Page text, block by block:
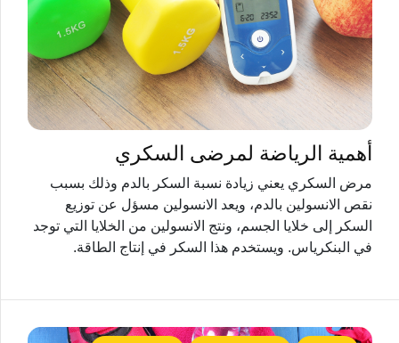
أهمية الرياضة لمرضى السكري
مرض السكري يعني زيادة نسبة السكر بالدم وذلك بسبب
نقص الانسولين بالدم، ويعد الانسولين مسؤل عن توزيع
السكر إلى خلايا الجسم، ونتج الانسولين من الخلايا التي توجد
في البنكرياس. ويستخدم هذا السكر في إنتاج الطاقة.